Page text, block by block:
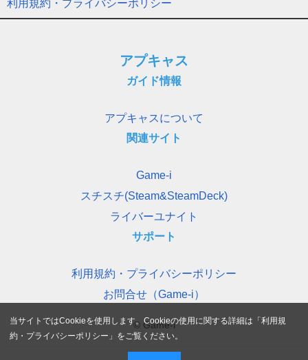
利用規約・プライバシーポリシー
アプキャス
ガイド情報
アプキャスについて
関連サイト
Game-i
スチスチ(Steam&SteamDeck)
ライバーユナイト
サポート
利用規約・プライバシーポリシー
お問合せ（Game-i）
© Game-i
当サイトではCookieを使用します。Cookieの使用に関する詳細は「利用規
約・プライバシーポリシー 」をご覧ください。